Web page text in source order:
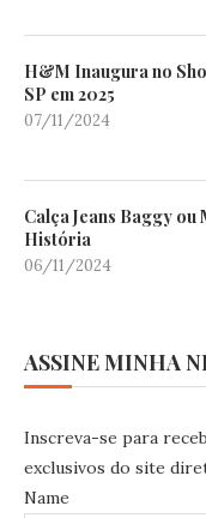
H&M Inaugura no
SP em 2025
07/11/2024
Calça Jeans Baggy ou
História
06/11/2024
ASSINE MINHA
Inscreva-se para
exclusivos do site
Name